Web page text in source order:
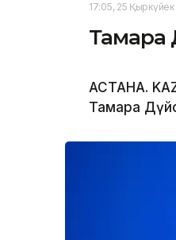
17:05, 25 Қыркүйек
Тамара
АСТАНА.
Тамара